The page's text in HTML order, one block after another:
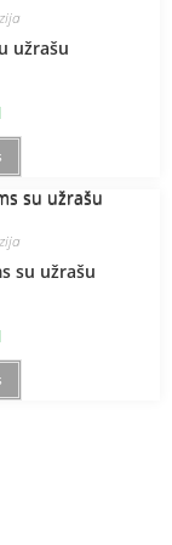
užrašu
su užrašu